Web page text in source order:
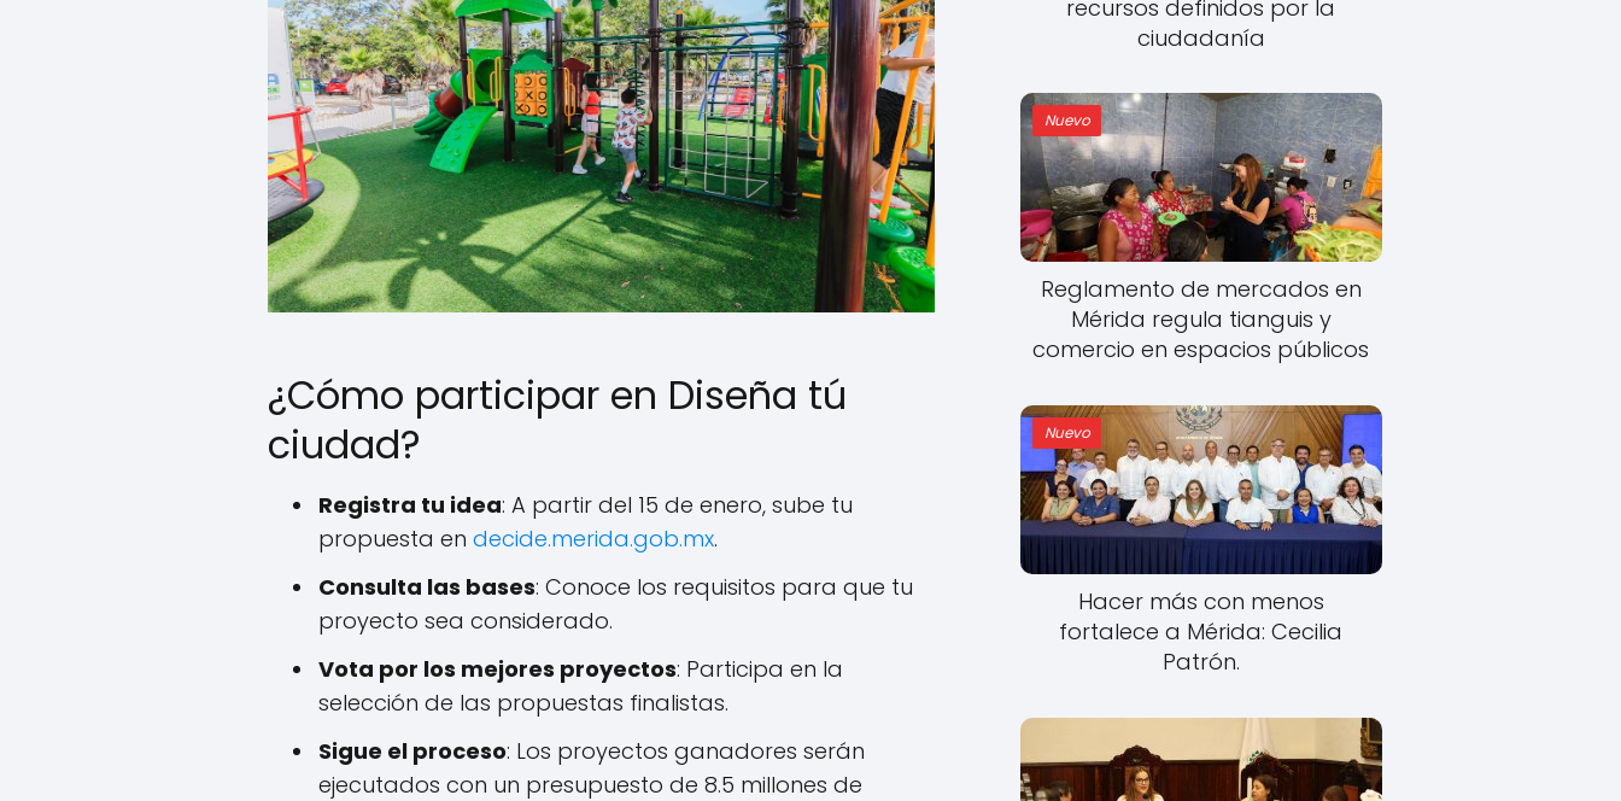
¿Cómo participar en Diseña tú
ciudad?
Registra tu idea: A partir del 15 de enero, sube tu
propuesta en decide.merida.gob.mx.
Consulta las bases: Conoce los requisitos para que tu
proyecto sea considerado.
Vota por los mejores proyectos: Participa en la
selección de las propuestas finalistas.
Sigue el proceso: Los proyectos ganadores serán
ejecutados con un presupuesto de 8.5 millones de
recursos definidos por la
ciudadanía
Nuevo
Reglamento de mercados en
Mérida regula tianguis y
comercio en espacios públicos
Nuevo
Hacer más con menos
fortalece a Mérida: Cecilia
Patrón.